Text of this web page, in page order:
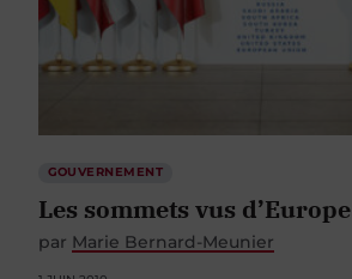
GOUVERNEMENT
Les sommets vus d’Europe
par Marie Bernard-Meunier